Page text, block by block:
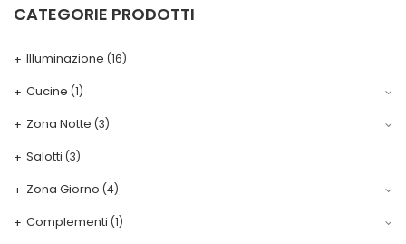
CATEGORIE PRODOTTI
Illuminazione (16)
Cucine (1)
Zona Notte (3)
Salotti (3)
Zona Giorno (4)
Complementi (1)